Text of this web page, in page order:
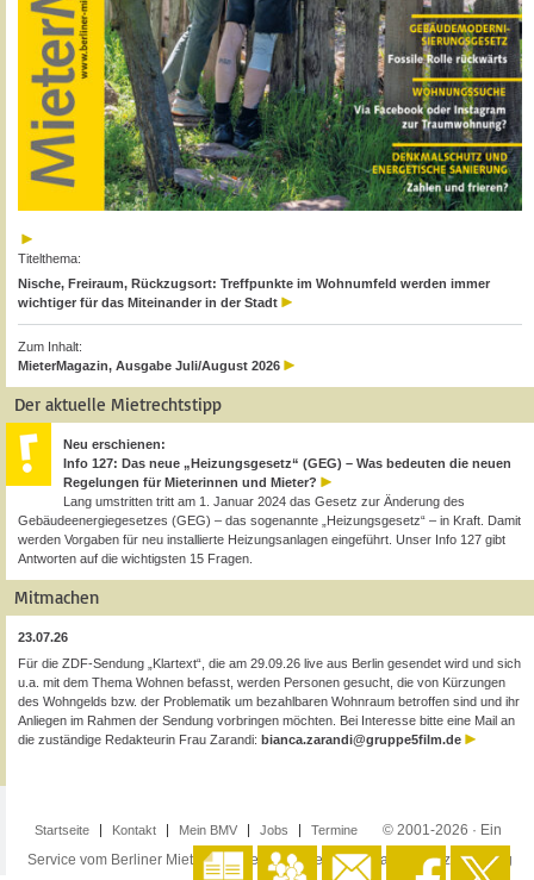
Titelthema:
Nische, Freiraum, Rückzugsort: Treffpunkte im Wohnumfeld werden immer
wichtiger für das Miteinander in der Stadt
Zum Inhalt:
MieterMagazin, Ausgabe Juli/August 2026
Der aktuelle Mietrechtstipp
Neu erschienen:
Info 127: Das neue „Heizungsgesetz“ (GEG) – Was bedeuten die neuen
Regelungen für Mieterinnen und Mieter?
Lang umstritten tritt am 1. Januar 2024 das Gesetz zur Änderung des
Gebäudeenergiegesetzes (GEG) – das sogenannte „Heizungsgesetz“ – in Kraft. Damit
werden Vorgaben für neu installierte Heizungsanlagen eingeführt. Unser Info 127 gibt
Antworten auf die wichtigsten 15 Fragen.
Mitmachen
23.07.26
Für die ZDF-Sendung „Klartext“, die am 29.09.26 live aus Berlin gesendet wird und sich
u.a. mit dem Thema Wohnen befasst, werden Personen gesucht, die von Kürzungen
des Wohngelds bzw. der Problematik um bezahlbaren Wohnraum betroffen sind und ihr
Anliegen im Rahmen der Sendung vorbringen möchten. Bei Interesse bitte eine Mail an
die zuständige Redakteurin Frau Zarandi: bianca.zarandi@gruppe5film.de
Startseite Kontakt Mein BMV Jobs Termine
© 2001-2026 · Ein
Service vom Berliner Mieterverein e.V. ·Impressum·Datenschutzerklärung